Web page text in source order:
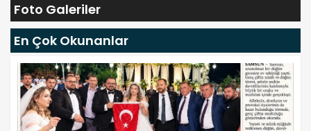
Foto Galeriler
En Çok Okunanlar